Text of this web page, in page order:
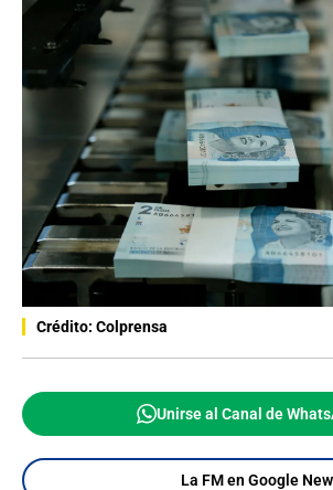
Crédito: Colprensa
Unirse al Canal de
La FM en Google